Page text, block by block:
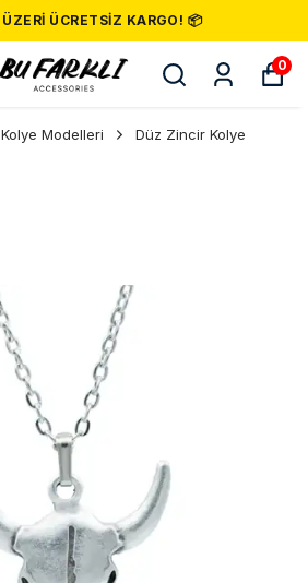
SIPARIŞINIZ 24 SAAT İÇINDE KARGODA!
0
Kolye Modelleri Düz Zincir Kolye